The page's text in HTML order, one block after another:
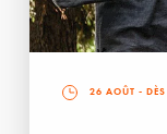
26 AOÛT -